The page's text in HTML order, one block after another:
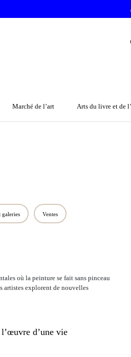
Marché de l’art Arts du livre et de
galeries Ventes
où la peinture se fait sans pinceau
artistes explorent de nouvelles
d’une vie